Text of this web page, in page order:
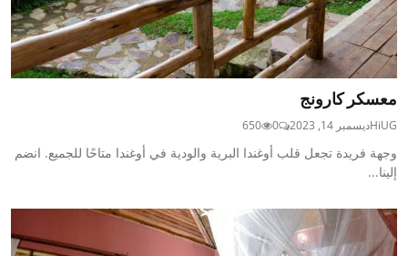
معسكر كارونج
HiUGديسمبر 14, 2023 0
650
وجهة فريدة تجعل قلب أوغندا البرية والودية في أوغندا متاحًا للجميع. انضم
إلينا...